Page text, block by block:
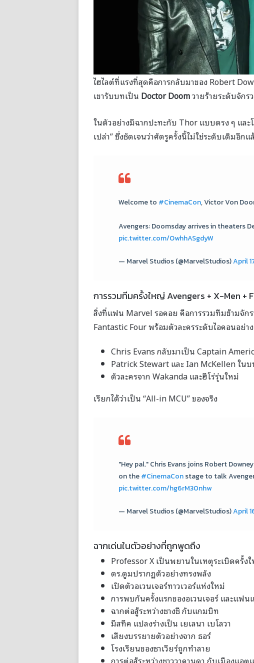
ไฮไลต์ที่แรงที่สุดคือการกลับมาของ Robert
เขารับบทเป็น Doctor Doomวายร้ายระดับจักร
ในตัวอย่างมีฉากปะทะกับ Thor แบบตรง ๆ แล
เปล่า” ซึ่งชัดเจนว่าศัตรูครั้งนี้ไม่ใช่ระดับเดิมอีกแ
Welcome to #CinemaCon, Victor Von
Avengers: Doomsday arrives in theaters
pic.twitter.com/OwhhASgdyW
— Marvel Studios (@MarvelStudios)April
การรวมทีมครั้งใหญ่ Avengers + X-Men +
สิ่งที่แฟน Marvel รอคอย คือการรวมทีมข้ามจัก
Fantastic Four พร้อมตัวละครระดับไอคอนอย่าง
Chris Evans กลับมาเป็น Captain
Patrick Stewart และ Ian McKellen ใน
ตัวละครจาก Wakanda และฮีโร่รุ่นใหม่
เรียกได้ว่าเป็น “All-in MCU” ของจริง
"Hey pal." Chris Evans joins Robert
on the#CinemaConstage to talk
pic.twitter.com/hg6rM30nhw
— Marvel Studios (@MarvelStudios)April
ฉากเด่นในตัวอย่างที่ถูกพูดถึง
Professor X เป็นพยานในเหตุระเบิดครั้ง
ดร.ดูมปรากฏตัวอย่างทรงพลัง
เปิดตัวอเวนเจอร์ทาวเวอร์แห่งใหม่
การพบกันครั้งแรกของอเวนเจอร์ และแฟ
ฉากต่อสู้ระหว่างชางชี กับแกมบิท
มีสทีค แปลงร่างเป็น เยเลนา เบโลวา
เสียงบรรยายตัวอย่างจาก ธอร์
โรงเรียนของซาเวียร์ถูกทำลาย